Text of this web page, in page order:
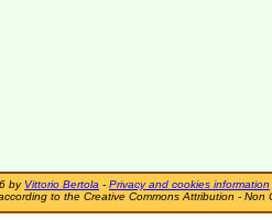
by Vittorio Bertola - Privacy and cookies information
to the Creative Commons Attribution - Non